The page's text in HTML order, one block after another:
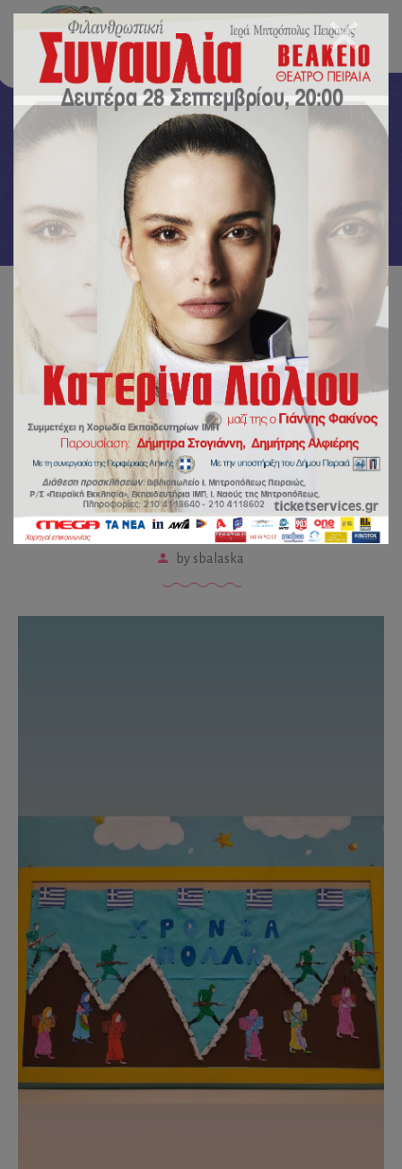
Uncategorized
Αρχική Uncategorized /
Δραστηριότητες για την 28η Οκτωβρίου από τα “Φεγγαράκια” 🌙
Δραστηριότητες για την 28η
Οκτωβρίου από τα
“Φεγγαράκια” 🌙
by sbalaska